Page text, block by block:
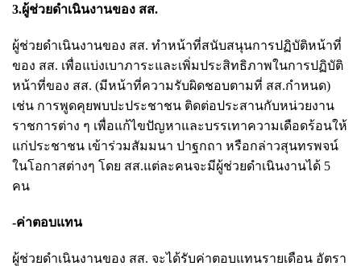
3.ผู้ช่วยดำเนินงานของ สส.
ผู้ช่วยดำเนินงานของ สส. ทำหน้าที่สนับสนุนการปฏิบัติหน้าที่
ของ สส. เพื่อแบ่งเบาภาระและเพิ่มประสิทธิภาพในการปฏิบัติ
หน้าที่ของ สส. (มีหน้าที่ความรับผิดชอบตามที่ สส.กำหนด)
เช่น การพูดคุยพบปะประชาชน ติดต่อประสานกับหน่วยงาน
ราชการต่าง ๆ เพื่อแก้ไขปัญหาและบรรเทาความเดือดร้อนให้
แก่ประชาชน เข้าร่วมสัมมนา ปาฐกถา หรือกล่าวสุนทรพจน์
ในโอกาสต่างๆ โดย สส.แต่ละคนจะมีผู้ช่วยดำเนินงานได้ 5
คน
-ค่าตอบแทน
ผู้ช่วยดำเนินงานของ สส. จะได้รับค่าตอบแทนรายเดือน อัตรา